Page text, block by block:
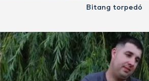
Bitang torpedó